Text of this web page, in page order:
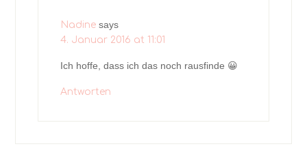
Nadine says
4. Januar 2016 at 11:01
Ich hoffe, dass ich das noch rausfinde 😀
Antworten